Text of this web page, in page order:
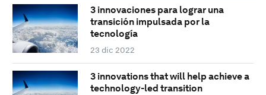
3 innovaciones para lograr una
transición impulsada por la
tecnología
23 dic 2022
3 innovations that will help achieve a
technology-led transition